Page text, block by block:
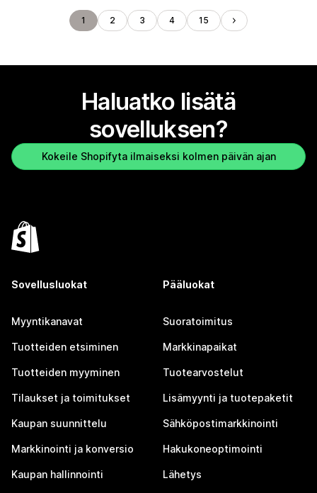
1 2 3 4 15
Haluatko lisätä
sovelluksen?
Kokeile Shopifyta ilmaiseksi kolmen päivän ajan
Sovellusluokat
Myyntikanavat
Tuotteiden etsiminen
Tuotteiden myyminen
Tilaukset ja toimitukset
Kaupan suunnittelu
Markkinointi ja konversio
Kaupan hallinnointi
Pääluokat
Suoratoimitus
Markkinapaikat
Tuotearvostelut
Lisämyynti ja tuotepaketit
Sähköpostimarkkinointi
Hakukoneoptimointi
Lähetys